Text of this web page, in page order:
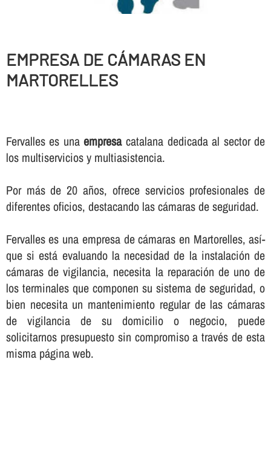
EMPRESA DE CÁMARAS EN
MARTORELLES
Fervalles es unaempresacatalana dedicada al sector de
los multiservicios y multiasistencia.
Por más de 20 años, ofrece servicios profesionales de
diferentes oficios, destacando las cámaras de seguridad.
Fervalles es una empresa de cámaras en Martorelles, así­
que si está evaluando la necesidad de la instalación de
cámaras de vigilancia, necesita la reparación de uno de
los terminales que componen su sistema de seguridad, o
bien necesita un mantenimiento regular de las cámaras
de vigilancia de su domicilio o negocio, puede
solicitarnos presupuesto sin compromiso a través de esta
misma página web.